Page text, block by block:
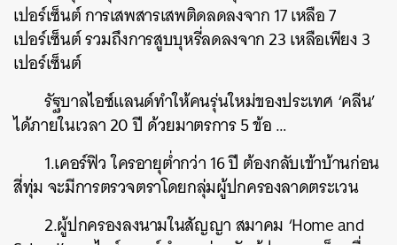
เปอร์เซ็นต์ การเสพสารเสพติดลดลงจาก 17 เหลือ 7
เปอร์เซ็นต์ รวมถึงการสูบบุหรี่ลดลงจาก 23 เหลือเพียง 3
เปอร์เซ็นต์
รัฐบาลไอซ์แลนด์ทำให้คนรุ่นใหม่ของประเทศ ‘คลีน’
ได้ภายในเวลา 20 ปี ด้วยมาตรการ 5 ข้อ …
1.เคอร์ฟิว ใครอายุต่ำกว่า 16 ปี ต้องกลับเข้าบ้านก่อน
สี่ทุ่ม จะมีการตรวจตราโดยกลุ่มผู้ปกครองลาดตระเวน
2.ผู้ปกครองลงนามในสัญญา สมาคม ‘Home and